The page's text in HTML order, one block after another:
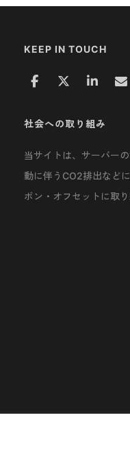
KEEP IN TOUCH
社会への取り組み
当サイトは、サーバー
動に伴うCO2排出など
ボン・オフセットに取